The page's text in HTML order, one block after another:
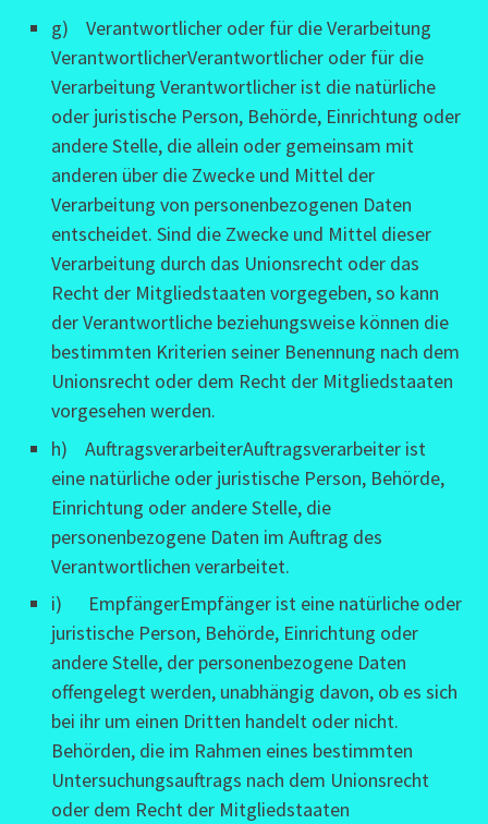
g) Verantwortlicher oder für die Verarbeitung
VerantwortlicherVerantwortlicher oder für die
Verarbeitung Verantwortlicher ist die natürliche
oder juristische Person, Behörde, Einrichtung oder
andere Stelle, die allein oder gemeinsam mit
anderen über die Zwecke und Mittel der
Verarbeitung von personenbezogenen Daten
entscheidet. Sind die Zwecke und Mittel dieser
Verarbeitung durch das Unionsrecht oder das
Recht der Mitgliedstaaten vorgegeben, so kann
der Verantwortliche beziehungsweise können die
bestimmten Kriterien seiner Benennung nach dem
Unionsrecht oder dem Recht der Mitgliedstaaten
vorgesehen werden.
h) AuftragsverarbeiterAuftragsverarbeiter ist
eine natürliche oder juristische Person, Behörde,
Einrichtung oder andere Stelle, die
personenbezogene Daten im Auftrag des
Verantwortlichen verarbeitet.
i) EmpfängerEmpfänger ist eine natürliche oder
juristische Person, Behörde, Einrichtung oder
andere Stelle, der personenbezogene Daten
offengelegt werden, unabhängig davon, ob es sich
bei ihr um einen Dritten handelt oder nicht.
Behörden, die im Rahmen eines bestimmten
Untersuchungsauftrags nach dem Unionsrecht
oder dem Recht der Mitgliedstaaten